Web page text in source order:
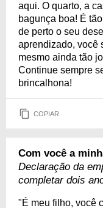
aqui. O quarto, a
bagunça boa! É
de perto o seu
aprendizado, você
mesmo ainda tão
Continue sempre
brincalhona!
COPIAR
Com você a
Declaração da
completar dois
"É meu filho, você